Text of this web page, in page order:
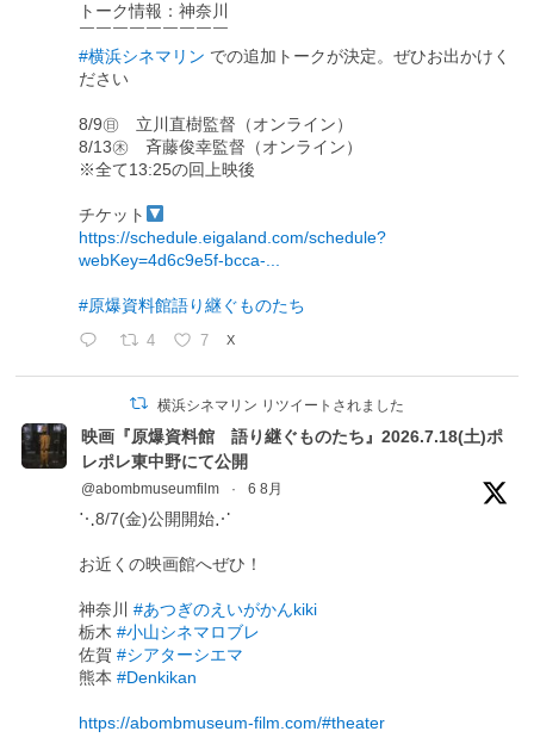
トーク情報：神奈川
￣￣￣￣￣￣￣￣￣
#横浜シネマリン での追加トークが決定。ぜひお出かけく
ださい
8/9㊐ 立川直樹監督（オンライン）
8/13㊍ 斉藤俊幸監督（オンライン）
※全て13:25の回上映後
チケット
https://schedule.eigaland.com/schedule?
webKey=4d6c9e5f-bcca-...
#原爆資料館語り継ぐものたち
4 7 X
横浜シネマリン リツイートされました
映画『原爆資料館 語り継ぐものたち』2026.7.18(土)ポ
レポレ東中野にて公開
@abombmuseumfilm · 6 8月
⋱8/7(金)公開開始⋰
お近くの映画館へぜひ！
神奈川#あつぎのえいがかんkiki
栃木#小山シネマロブレ
佐賀#シアターシエマ
熊本#Denkikan
https://abombmuseum-film.com/#theater